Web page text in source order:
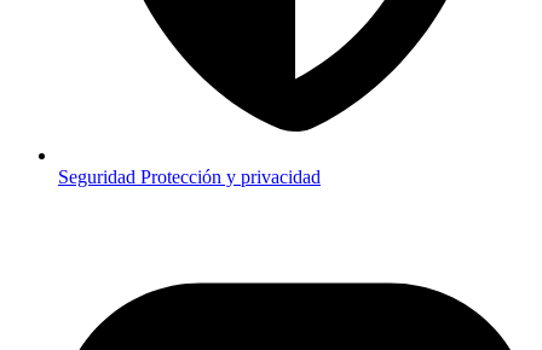
Seguridad Protección y privacidad